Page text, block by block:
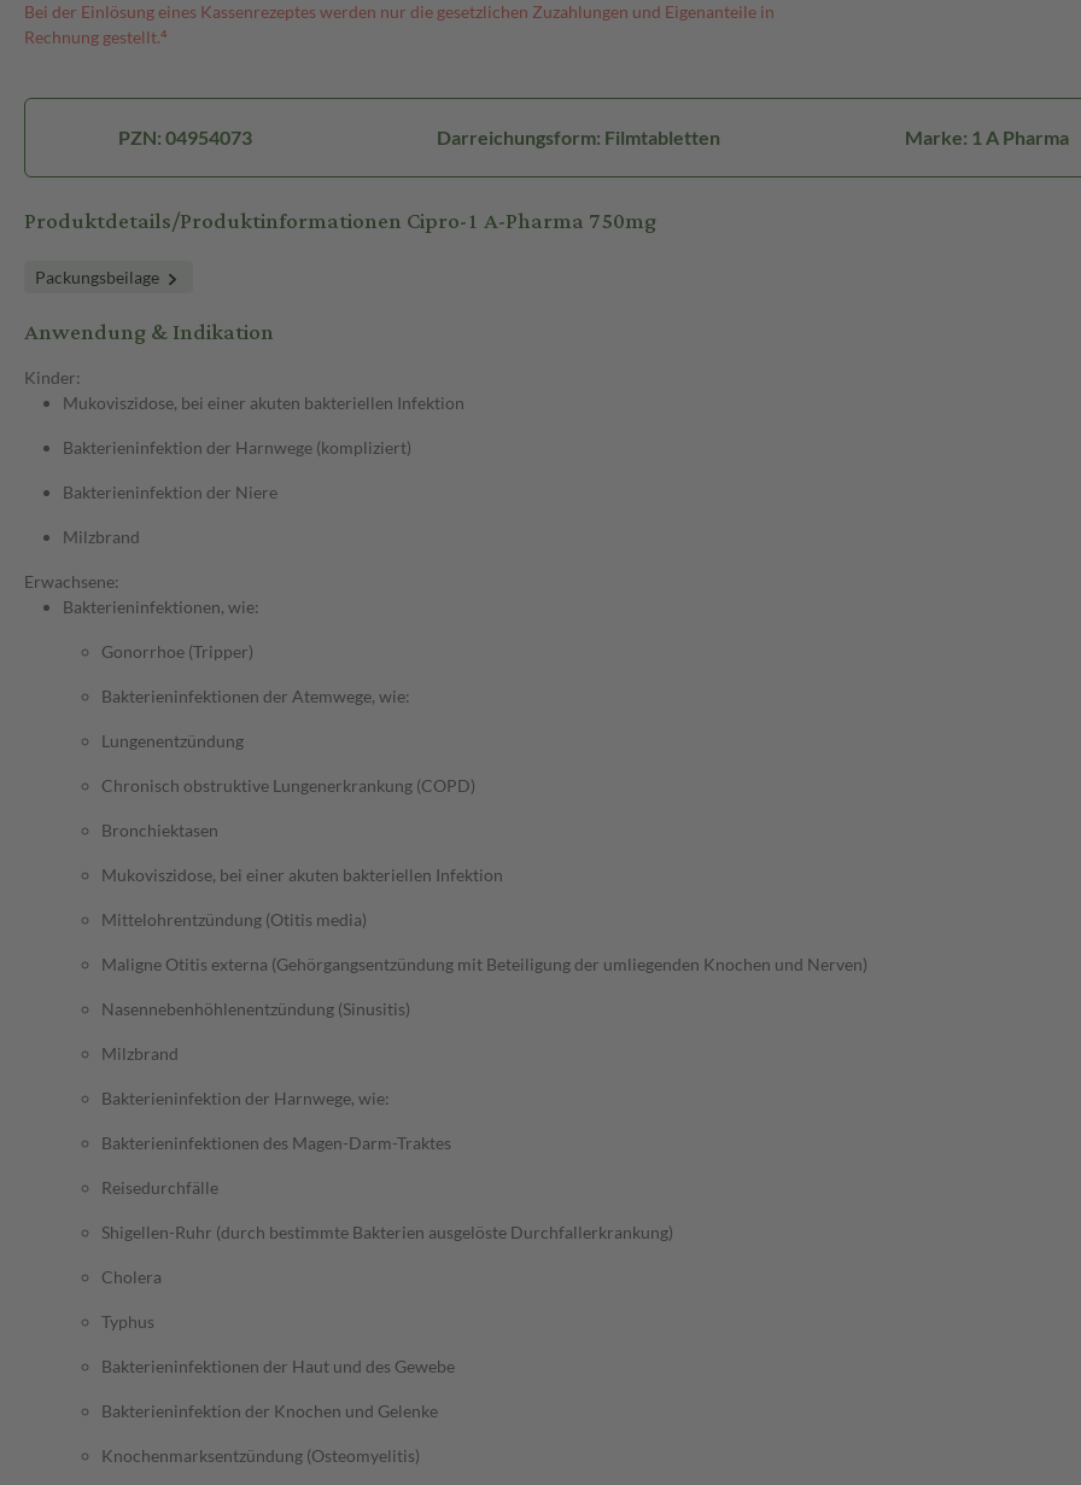
Bei der Einlösung eines Kassenrezeptes werden nur die gesetzlichen Zuzahlungen und Eigenanteile in
Rechnung gestellt.⁴
PZN: 04954073 Darreichungsform: Filmtabletten Marke: 1 A Pharma
Produktdetails/Produktinformationen Cipro-1 A-Pharma 750mg
Packungsbeilage
Anwendung & Indikation
Kinder:
Mukoviszidose, bei einer akuten bakteriellen Infektion
Bakterieninfektion der Harnwege (kompliziert)
Bakterieninfektion der Niere
Milzbrand
Erwachsene:
Bakterieninfektionen, wie:
Gonorrhoe (Tripper)
Bakterieninfektionen der Atemwege, wie:
Lungenentzündung
Chronisch obstruktive Lungenerkrankung (COPD)
Bronchiektasen
Mukoviszidose, bei einer akuten bakteriellen Infektion
Mittelohrentzündung (Otitis media)
Maligne Otitis externa (Gehörgangsentzündung mit Beteiligung der umliegenden Knochen und Nerven)
Nasennebenhöhlenentzündung (Sinusitis)
Milzbrand
Bakterieninfektion der Harnwege, wie:
Bakterieninfektionen des Magen-Darm-Traktes
Reisedurchfälle
Shigellen-Ruhr (durch bestimmte Bakterien ausgelöste Durchfallerkrankung)
Cholera
Typhus
Bakterieninfektionen der Haut und des Gewebe
Bakterieninfektion der Knochen und Gelenke
Knochenmarksentzündung (Osteomyelitis)